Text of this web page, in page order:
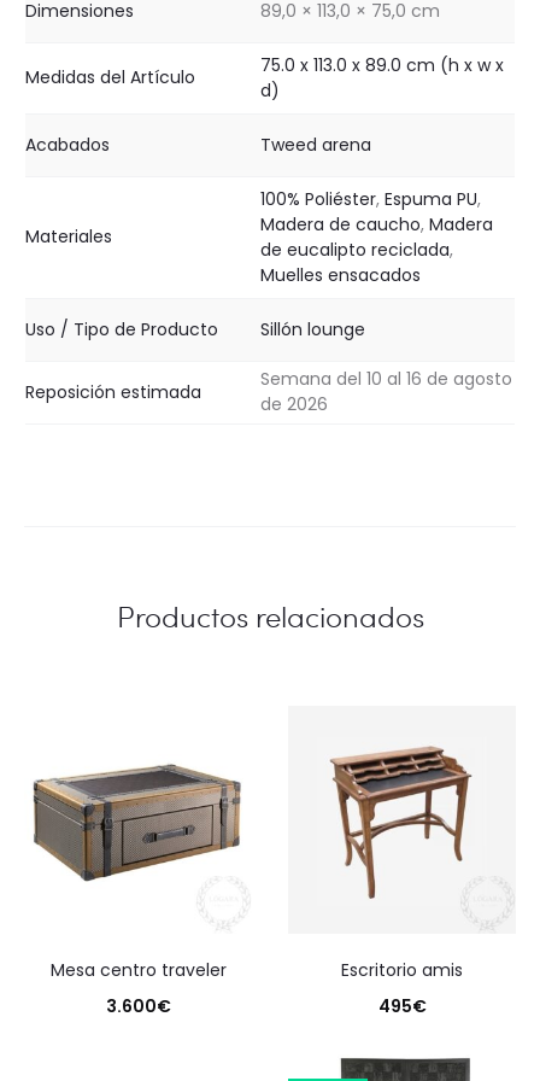
Dimensiones 89,0 × 113,0 × 75,0 cm
Medidas del Artículo
75.0 x 113.0 x 89.0 cm (h x w x
d)
Acabados Tweed arena
Materiales
100% Poliéster, Espuma PU,
Madera de caucho, Madera
de eucalipto reciclada,
Muelles ensacados
Uso / Tipo de Producto Sillón lounge
Reposición estimada
Semana del 10 al 16 de agosto
de 2026
Productos relacionados
mesa centro traveler
3.600€
escritorio amis
495€